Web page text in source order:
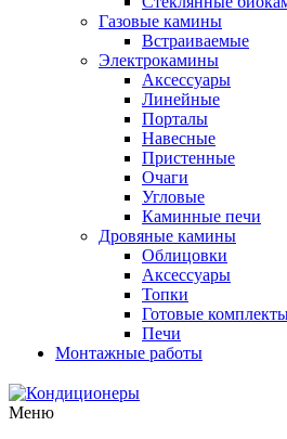
Газовые камины
Встраиваемые
Электрокамины
Аксессуары
Линейные
Порталы
Навесные
Пристенные
Очаги
Угловые
Каминные печи
Дровяные камины
Облицовки
Аксессуары
Топки
Готовые
Печи
Монтажные работы
Меню